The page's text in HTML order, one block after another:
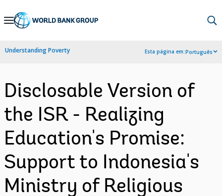
Skip
Navigation
Understanding Poverty Esta página em:Português
Disclosable Version of
the ISR - Realizing
Education's Promise:
Support to Indonesia's
Ministry of Religious